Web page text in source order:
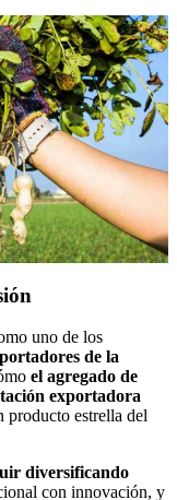
uno de los
de la
el agregado de
exportadora
estrella del
diversificando
con innovación, y